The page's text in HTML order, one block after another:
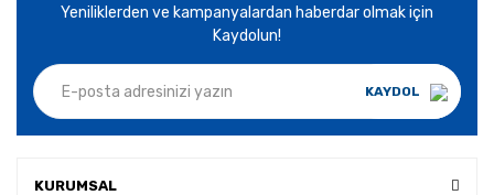
Yeniliklerden ve kampanyalardan haberdar olmak için
Kaydolun!
KAYDOL
KURUMSAL